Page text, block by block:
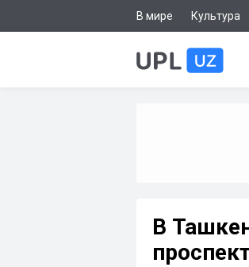
В мире Культура
В